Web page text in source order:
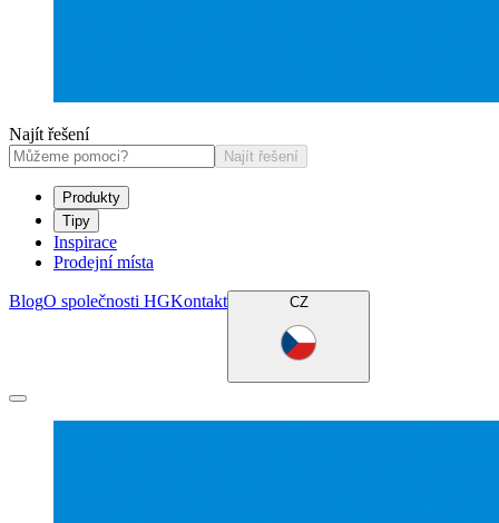
Najít řešení
Najít řešení
Produkty
Tipy
Inspirace
Prodejní místa
BlogO společnosti HGKontakt CZ